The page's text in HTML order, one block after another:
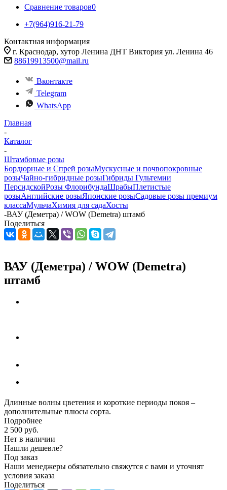
Сравнение товаров0
+7(964)916-21-79
Контактная информация
г. Краснодар, хутор Ленина ДНТ Виктория ул. Ленина 46
88619913500@mail.ru
Вконтакте
Telegram
WhatsApp
Главная
-
Каталог
-
Штамбовые розы
Бордюрные и Спрей розыМускусные и почвопокровные
розыЧайно-гибридные розыГибриды Гультемии
ПерсидскойРозы ФлорибундаШрабыПлетистые
розыАнглийские розыЯпонские розыСадовые розы премиум
классаМульчаХимия для садаХосты
-ВАУ (Деметра) / WOW (Demetra) штамб
Поделиться
ВАУ (Деметра) / WOW (Demetra)
штамб
Длинные волны цветения и короткие периоды покоя –
дополнительные плюсы сорта.
Подробнее
2 500 руб.
Нет в наличии
Нашли дешевле?
Под заказ
Наши менеджеры обязательно свяжутся с вами и уточнят
условия заказа
Поделиться